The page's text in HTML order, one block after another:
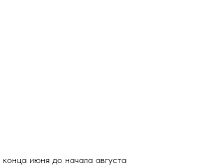
июня до начала августа